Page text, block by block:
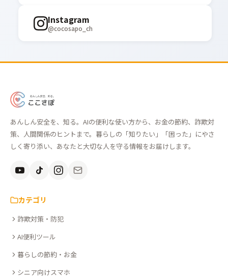
Instagram
@cocosapo_ch
あ
ん
し
ん
全
知
る。
こ
こ
ぽ
あんしん安全を、知る。AIの便利な使い方から、お金の節約、詐欺対
策、人間関係のヒントまで。暮らしの「知りたい」「困った」にやさ
しく寄り添い、あなたと大切な人を守る情報をお届けします。
カテゴリ
詐欺対策・防犯
AI便利ツール
暮らしの節約・お金
シニア向けスマホ